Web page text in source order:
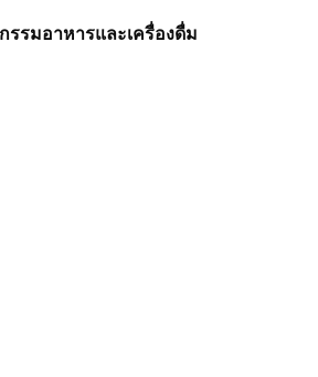
รรมอาหารและเครื่องดื่ม